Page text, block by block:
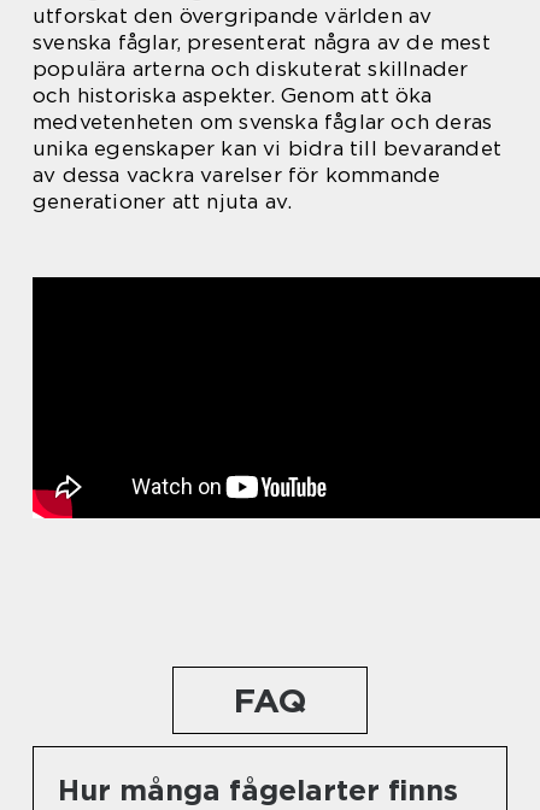
utforskat den övergripande världen av
svenska fåglar, presenterat några av de mest
populära arterna och diskuterat skillnader
och historiska aspekter. Genom att öka
medvetenheten om svenska fåglar och deras
unika egenskaper kan vi bidra till bevarandet
av dessa vackra varelser för kommande
generationer att njuta av.
FAQ
Hur många fågelarter finns